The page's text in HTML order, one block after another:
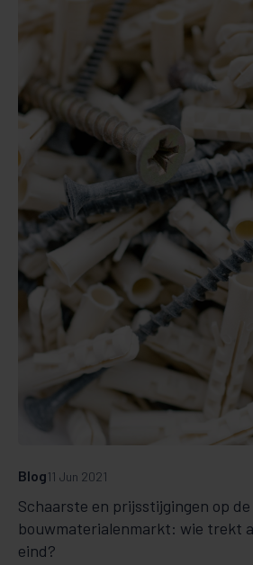
Schaarste en prijsstijgingen op de
bouwmaterialenmarkt: wie trekt
eind?
Blog11 Jun 2021